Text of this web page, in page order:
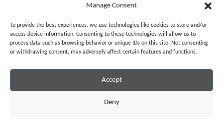
Manage Consent
To provide the best experiences, we use technologies like cookies to store and/or
access device information. Consenting to these technologies will allow us to
process data such as browsing behavior or unique IDs on this site. Not consenting
or withdrawing consent, may adversely affect certain features and functions.
Accept
Deny
Подписка на email рассылку:
Продолжая, вы соглашаетесь с нашей политикой
Copyright © 2024 All Rights Reserved by